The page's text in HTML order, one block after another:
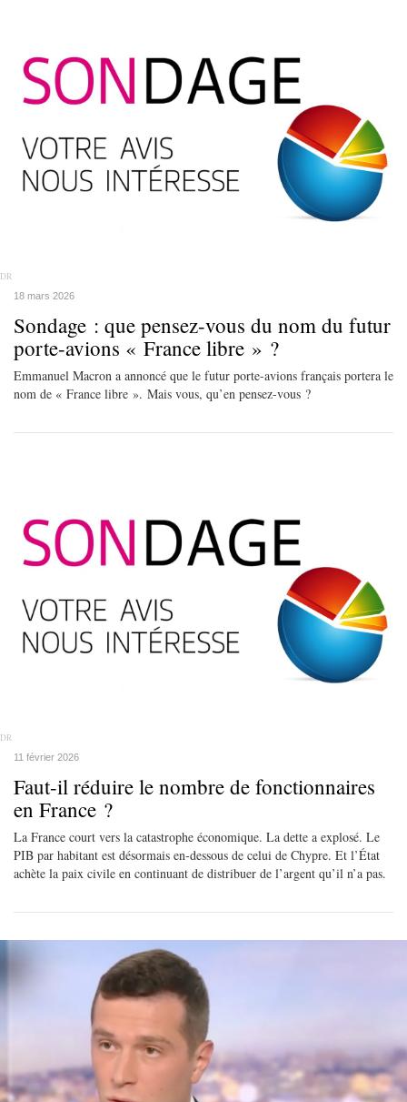
DR
18 mars 2026
Sondage : que pensez-vous du nom du futur
porte-avions « France libre » ?
Emmanuel Macron a annoncé que le futur porte-avions français portera le
nom de « France libre ». Mais vous, qu’en pensez-vous ?
DR
11 février 2026
Faut-il réduire le nombre de fonctionnaires
en France ?
La France court vers la catastrophe économique. La dette a explosé. Le
PIB par habitant est désormais en-dessous de celui de Chypre. Et l’État
achète la paix civile en continuant de distribuer de l’argent qu’il n’a pas.